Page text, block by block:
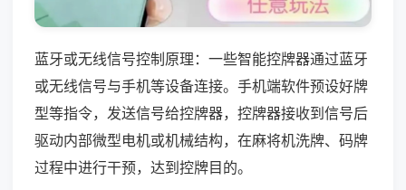
蓝牙或无线信号控制原理：一些智能控牌器通过蓝牙
或无线信号与手机等设备连接。手机端软件预设好牌
型等指令，发送信号给控牌器，控牌器接收到信号后
驱动内部微型电机或机械结构，在麻将机洗牌、码牌
过程中进行干预，达到控牌目的。